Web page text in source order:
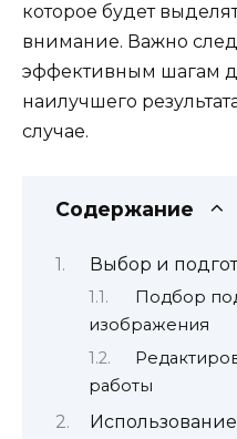
которое будет
внимание. Важно
эффективным шагам
наилучшего
случае.
Содержание
Выбор и
Подбор
изображения
работы